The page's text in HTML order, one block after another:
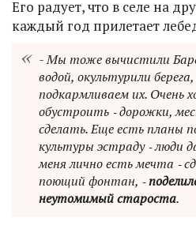
Его радует, что в селе на
каждый год прилетает
- Мы тоже вычистили
водой, окультурили
подкармливаем их. Очень
обустроить ‑ дорожки,
сделать. Еще есть планы
культуры эстраду ‑ люди
меня лично есть мечта ‑
поющий фонтан, ‑
неутомимый староста.